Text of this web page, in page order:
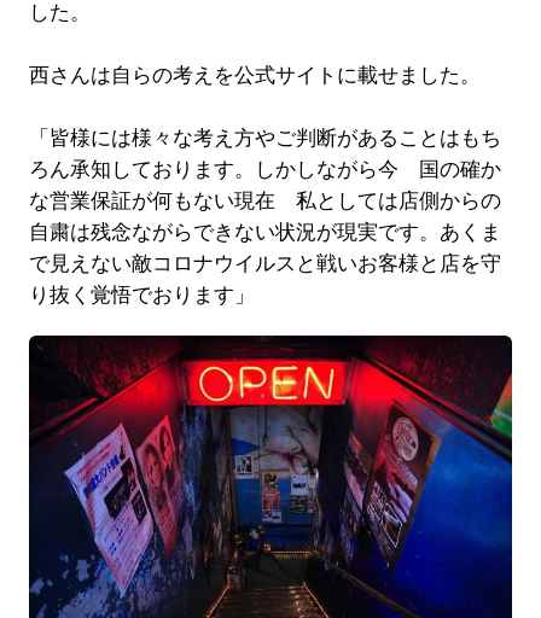
した。
西さんは自らの考えを公式サイトに載せました。
「皆様には様々な考え方やご判断があることはもち
ろん承知しております。しかしながら今 国の確か
な営業保証が何もない現在 私としては店側からの
自粛は残念ながらできない状況が現実です。あくま
で見えない敵コロナウイルスと戦いお客様と店を守
り抜く覚悟でおります」